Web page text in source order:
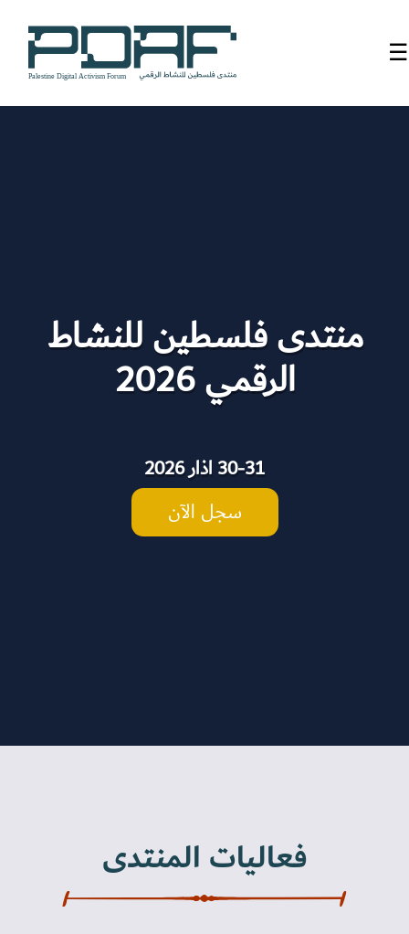
الرئيسية
ومتحدثون
☰
منتدى فلسطين للنشاط
الرقمي 2026
30-31 اذار 2026
سجل الآن
فعاليات المنتدى